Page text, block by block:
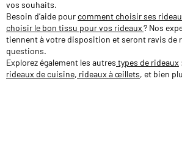
vos souhaits.
Besoin d’aide pourcomment choisir ses
choisir le bon tissu pour vos rideaux? Nos
tiennent à votre disposition et seront ravis de
questions.
Explorez également les autres types de rideaux :
rideaux de cuisine, rideaux à œillets, et bien